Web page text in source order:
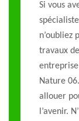
Si vous
n’oubliez
travaux
Nature
allouer
l’avenir.